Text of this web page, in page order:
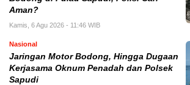
Aman?
Kamis, 6 Agu 2026 - 11:46 WIB
Nasional
Jaringan Motor Bodong, Hingga Dugaan
Kerjasama Oknum Penadah dan Polsek
Sapudi